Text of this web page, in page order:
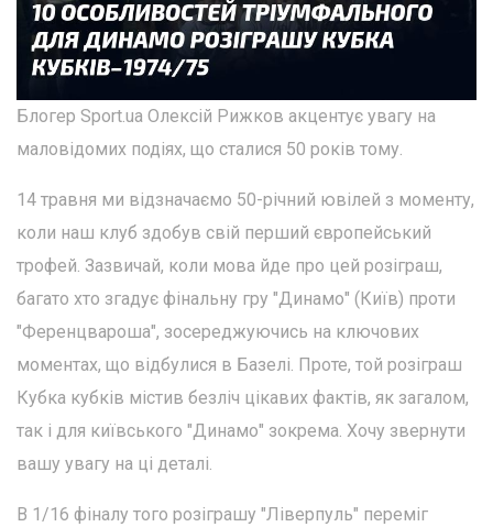
Блогер Sport.ua Олексій Рижков акцентує увагу на
маловідомих подіях, що сталися 50 років тому.
14 травня ми відзначаємо 50-річний ювілей з моменту,
коли наш клуб здобув свій перший європейський
трофей. Зазвичай, коли мова йде про цей розіграш,
багато хто згадує фінальну гру "Динамо" (Київ) проти
"Ференцвароша", зосереджуючись на ключових
моментах, що відбулися в Базелі. Проте, той розіграш
Кубка кубків містив безліч цікавих фактів, як загалом,
так і для київського "Динамо" зокрема. Хочу звернути
вашу увагу на ці деталі.
В 1/16 фіналу того розіграшу "Ліверпуль" переміг